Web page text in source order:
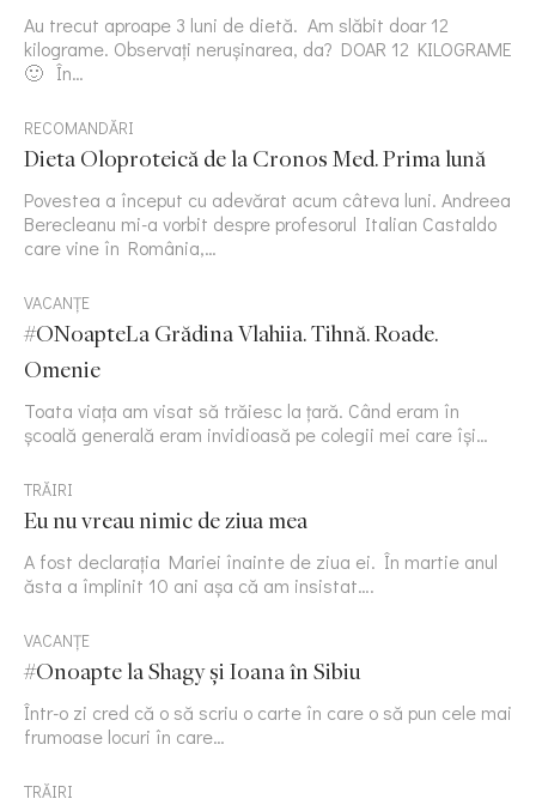
Au trecut aproape 3 luni de dietă. Am slăbit doar 12
kilograme. Observați nerușinarea, da? DOAR 12 KILOGRAME
🙂 În…
RECOMANDĂRI
Dieta Oloproteică de la Cronos Med. Prima lună
Povestea a început cu adevărat acum câteva luni. Andreea
Berecleanu mi-a vorbit despre profesorul Italian Castaldo
care vine în România,…
VACANȚE
#ONoapteLa Grădina Vlahiia. Tihnă. Roade.
Omenie
Toata viața am visat să trăiesc la țară. Când eram în
școală generală eram invidioasă pe colegii mei care își…
TRĂIRI
Eu nu vreau nimic de ziua mea
A fost declarația Mariei înainte de ziua ei. În martie anul
ăsta a împlinit 10 ani așa că am insistat….
VACANȚE
#Onoapte la Shagy și Ioana în Sibiu
Într-o zi cred că o să scriu o carte în care o să pun cele mai
frumoase locuri în care…
TRĂIRI